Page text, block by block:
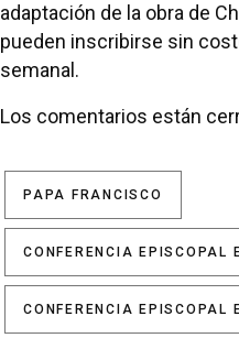
adaptación de la obra de
pueden inscribirse sin
semanal.
Los comentarios están
PAPA FRANCISCO
CONFERENCIA EPISCOPAL
CONFERENCIA EPISCOPAL